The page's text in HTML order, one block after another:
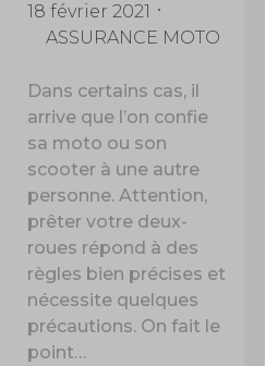
18 février 2021
ASSURANCE MOTO
Dans certains cas, il
arrive que l’on confie
sa moto ou son
scooter à une autre
personne. Attention,
prêter votre deux-
roues répond à des
règles bien précises et
nécessite quelques
précautions. On fait le
point…